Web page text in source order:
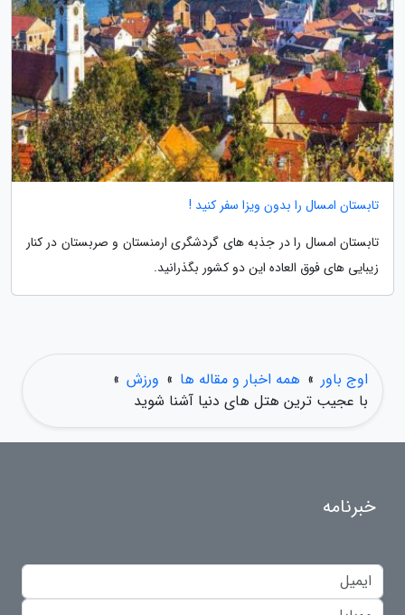
تابستان امسال را بدون ویزا سفر کنید !
تابستان امسال را در جذبه های گردشگری ارمنستان و صربستان در کنار
زیبایی های فوق العاده این دو کشور بگذرانید.
اوج باور » همه اخبار و مقاله ها » ورزش »
با عجیب ترین هتل های دنیا آشنا شوید
خبرنامه